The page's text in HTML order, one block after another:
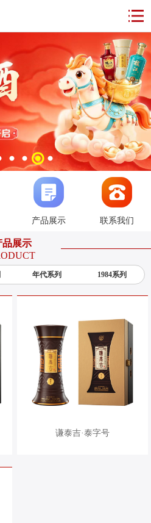
产品展示 联系我们
品展示
年代系列 1984系列
谦泰吉·泰字号